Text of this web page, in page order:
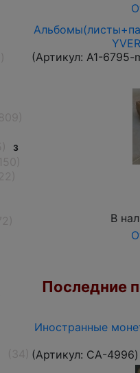
3
(Артикул: A1-6795-
В
Последние
Иностранные
(Артикул: CA-4996)